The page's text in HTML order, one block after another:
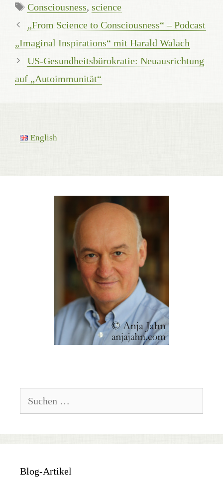
Schlagwörter
Consciousness, science
„From Science to Consciousness“ – Podcast
„Imaginal Inspirations“ mit Harald Walach
US-Gesundheitsbürokratie: Neuausrichtung
auf „Autoimmunität“
English
nach:
Blog-Artikel